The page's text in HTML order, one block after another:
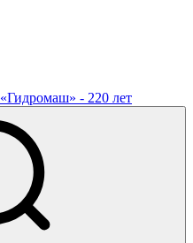
«Гидромаш» - 220 лет